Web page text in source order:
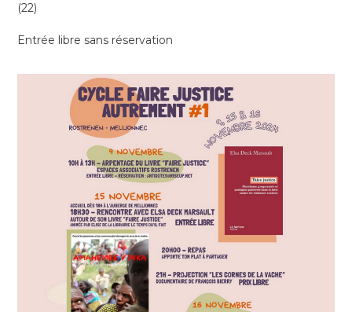
(22)
Entrée libre sans réservation